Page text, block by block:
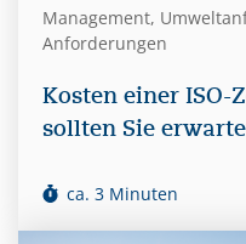
Management,
Anforderungen
Kosten einer
sollten Sie
ca. 3 Minuten